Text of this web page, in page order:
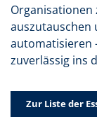
Organisationen
auszutauschen
automatisieren
zuverlässig ins
Zur Liste der